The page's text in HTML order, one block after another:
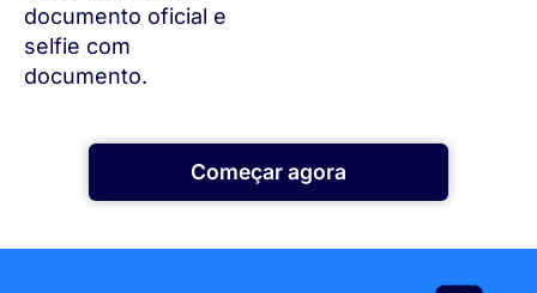
documento oficial e
selfie com
documento.
Começar agora